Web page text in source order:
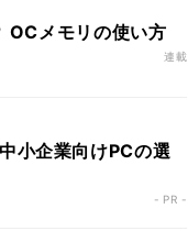
OCメモリの使い方
連載
小企業向けPCの選
- PR -